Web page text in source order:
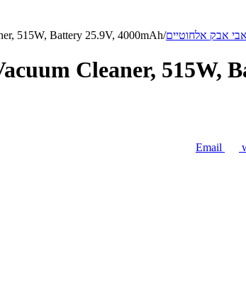
אבק אלחוטיים/
515W, Battery 25.9V, 4000mAh
Cleaner, 515W,
Email